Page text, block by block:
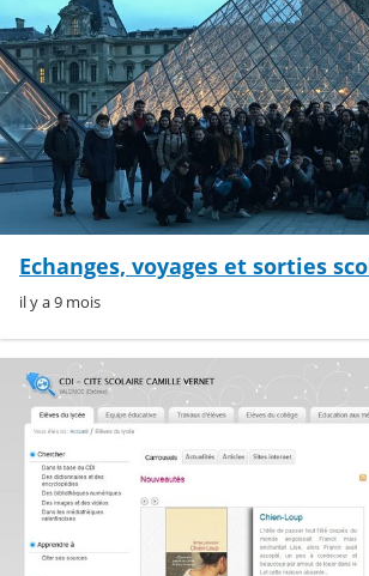
Echanges, voyages et sorties
il y a 9 mois